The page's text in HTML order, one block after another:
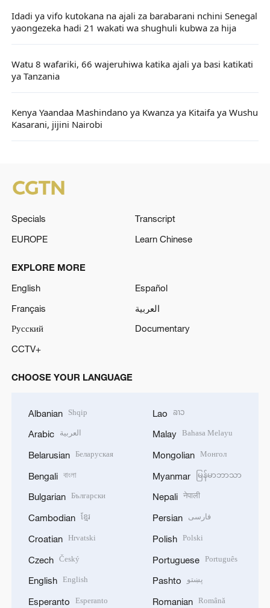
Idadi ya vifo kutokana na ajali za barabarani nchini Senegal
yaongezeka hadi 21 wakati wa shughuli kubwa za hija
Watu 8 wafariki, 66 wajeruhiwa katika ajali ya basi katikati
ya Tanzania
Kenya Yaandaa Mashindano ya Kwanza ya Kitaifa ya Wushu
Kasarani, jijini Nairobi
Specials
Transcript
EUROPE
Learn Chinese
EXPLORE MORE
English
Español
Français
العربية
Русский
Documentary
CCTV+
CHOOSE YOUR LANGUAGE
Albanian Shqip
Arabic العربية
Belarusian Беларуская
Bengali বাংলা
Bulgarian Български
Cambodian ខ្មែរ
Croatian Hrvatski
Czech Český
English English
Esperanto Esperanto
Lao ລາວ
Malay Bahasa Melayu
Mongolian Монгол
Myanmar မြန်မာဘာသာ
Nepali नेपाली
Persian فارسی
Polish Polski
Portuguese Português
Pashto پښتو
Romanian Română